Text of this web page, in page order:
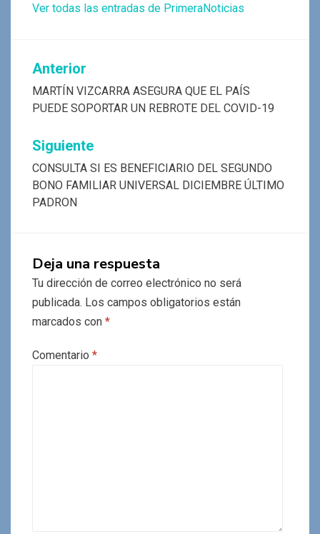
Ver todas las entradas de PrimeraNoticias
Navegación
de
entradas
Anterior
MARTÍN VIZCARRA ASEGURA QUE EL PAÍS
PUEDE SOPORTAR UN REBROTE DEL COVID-19
Siguiente
CONSULTA SI ES BENEFICIARIO DEL SEGUNDO
BONO FAMILIAR UNIVERSAL DICIEMBRE ÚLTIMO
PADRON
Deja una respuesta
Tu dirección de correo electrónico no será
publicada. Los campos obligatorios están
marcados con *
Comentario *